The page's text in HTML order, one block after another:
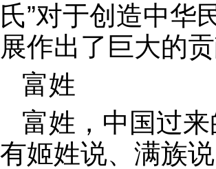
氏”对于创造中华
展作出了巨大的贡
富姓
富姓，中国过
有姬姓说、满族